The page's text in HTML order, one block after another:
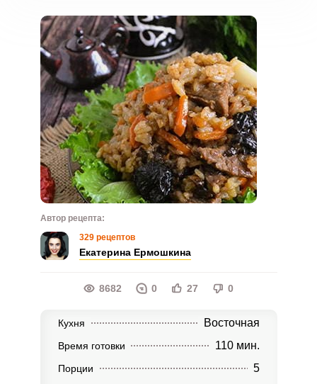
Автор рецепта:
329 рецептов
Екатерина Ермошкина
8682 0 27 0
Кухня Восточная
Время готовки 110 мин.
Порции 5